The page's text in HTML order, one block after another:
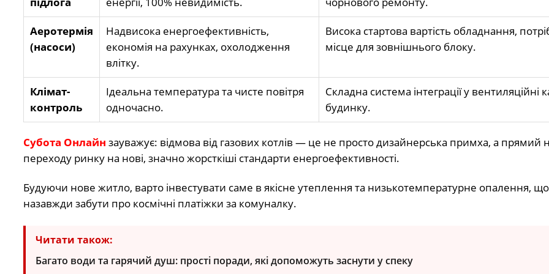
Аеротермія
(насоси)
Надвисока енергоефективність,
економія на рахунках, охолодження
влітку.
Висока стартова вартість обладнання,
місце для зовнішнього блоку.
Клімат-
контроль
Ідеальна температура та чисте повітря
одночасно.
Складна система інтеграції у вентиляційні
будинку.
Субота Онлайн зауважує: відмова від газових котлів — це не просто дизайнерська примха, а прямий
переходу ринку на нові, значно жорсткіші стандарти енергоефективності.
Будуючи нове житло, варто інвестувати саме в якісне утеплення та низькотемпературне опалення,
назавжди забути про космічні платіжки за комуналку.
Читати також:
Багато води та гарячий душ: прості поради, які допоможуть заснути у спеку